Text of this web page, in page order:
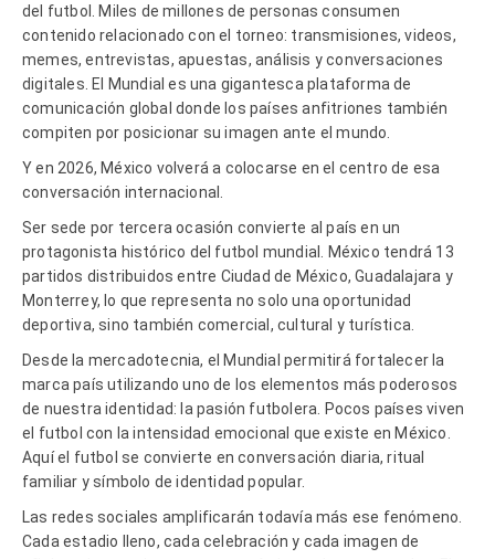
del futbol. Miles de millones de personas consumen
contenido relacionado con el torneo: transmisiones, videos,
memes, entrevistas, apuestas, análisis y conversaciones
digitales. El Mundial es una gigantesca plataforma de
comunicación global donde los países anfitriones también
compiten por posicionar su imagen ante el mundo.
Y en 2026, México volverá a colocarse en el centro de esa
conversación internacional.
Ser sede por tercera ocasión convierte al país en un
protagonista histórico del futbol mundial. México tendrá 13
partidos distribuidos entre Ciudad de México, Guadalajara y
Monterrey, lo que representa no solo una oportunidad
deportiva, sino también comercial, cultural y turística.
Desde la mercadotecnia, el Mundial permitirá fortalecer la
marca país utilizando uno de los elementos más poderosos
de nuestra identidad: la pasión futbolera. Pocos países viven
el futbol con la intensidad emocional que existe en México.
Aquí el futbol se convierte en conversación diaria, ritual
familiar y símbolo de identidad popular.
Las redes sociales amplificarán todavía más ese fenómeno.
Cada estadio lleno, cada celebración y cada imagen de